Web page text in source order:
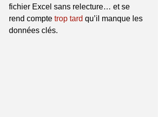
fichier Excel sans relecture… et se
rend compte trop tard qu’il manque les
données clés.